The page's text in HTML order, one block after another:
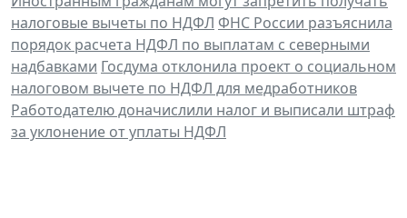
налоговые вычеты по НДФЛ ФНС России разъяснила
порядок расчета НДФЛ по выплатам с северными
надбавками Госдума отклонила проект о социальном
налоговом вычете по НДФЛ для медработников
Работодателю доначислили налог и выписали штраф
за уклонение от уплаты НДФЛ